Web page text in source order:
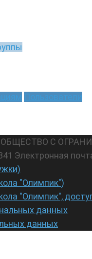
Пользователи
ОБЩЕСТВО С
Электронная
"Олимпик")
"Олимпик",
данных
данных